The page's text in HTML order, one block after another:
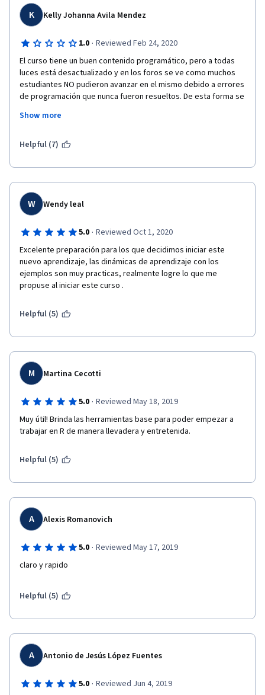
aprender R y si hablas español :D
K Kelly Johanna Avila Mendez
1.0 · Reviewed Feb 24, 2020
El curso tiene un buen contenido programático, pero a todas
luces está desactualizado y en los foros se ve como muchos
estudiantes NO pudieron avanzar en el mismo debido a errores
de programación que nunca fueron resueltos. De esta forma se
aprendizaje. Si se ofrecen curso ya sean con 10 o 1000
cuando cobran certificación.
Show more
Helpful (7)
W Wendy leal
5.0 · Reviewed Oct 1, 2020
Excelente preparación para los que decidimos iniciar este
nuevo aprendizaje, las dinámicas de aprendizaje con los
ejemplos son muy practicas, realmente logre lo que me
propuse al iniciar este curso .
Helpful (5)
M Martina Cecotti
5.0 · Reviewed May 18, 2019
Muy útil! Brinda las herramientas base para poder empezar a
trabajar en R de manera llevadera y entretenida.
Helpful (5)
A Alexis Romanovich
5.0 · Reviewed May 17, 2019
claro y rapido
Helpful (5)
A Antonio de Jesús López Fuentes
5.0 · Reviewed Jun 4, 2019